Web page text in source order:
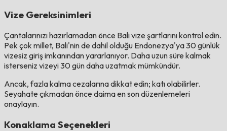
Vize Gereksinimleri
Çantalarınızı hazırlamadan önce Bali vize şartlarını kontrol edin.
Pek çok millet, Bali'nin de dahil olduğu Endonezya'ya 30 günlük
vizesiz giriş imkanından yararlanıyor. Daha uzun süre kalmak
isterseniz vizeyi 30 gün daha uzatmak mümkündür.
Ancak, fazla kalma cezalarına dikkat edin; katı olabilirler.
Seyahate çıkmadan önce daima en son düzenlemeleri
onaylayın.
Konaklama Seçenekleri